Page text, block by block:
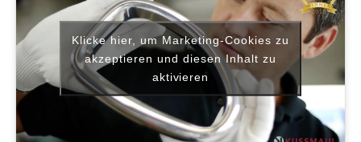
Klicke hier, um Marketing-Cookies zu
akzeptieren und diesen Inhalt zu
aktivieren